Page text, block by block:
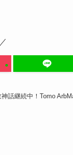
神話継続中！Tomo